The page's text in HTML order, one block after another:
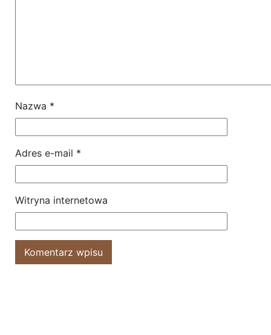
Nazwa *
Adres e-mail *
Witryna internetowa